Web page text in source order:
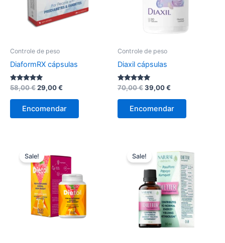
Controle de peso
DiaformRX cápsulas
Avaliação
4.86
de 5
58,00€O
original
era:
29,00€
é:
Encomendar
Controle de peso
Diaxil cápsulas
Avaliação
5.00
de 5
70,00€O
original
era:
39,00€
é:
Encomendar
Sale! Sale!